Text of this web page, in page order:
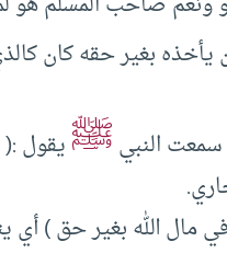
يأخذه بغير حقه كان
سمعت النبيﷺيقول
مال الله بغير حق ) أي